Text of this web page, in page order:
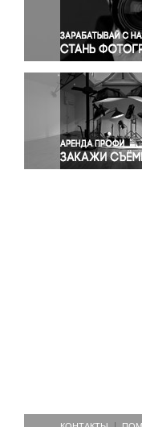
Правосудие
Религия
Светская
Спорт
Экология
Экономика и